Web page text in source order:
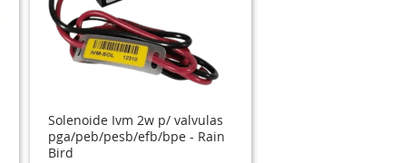
Solenoide Ivm 2w p/ valvulas
pga/peb/pesb/efb/bpe - Rain
Bird